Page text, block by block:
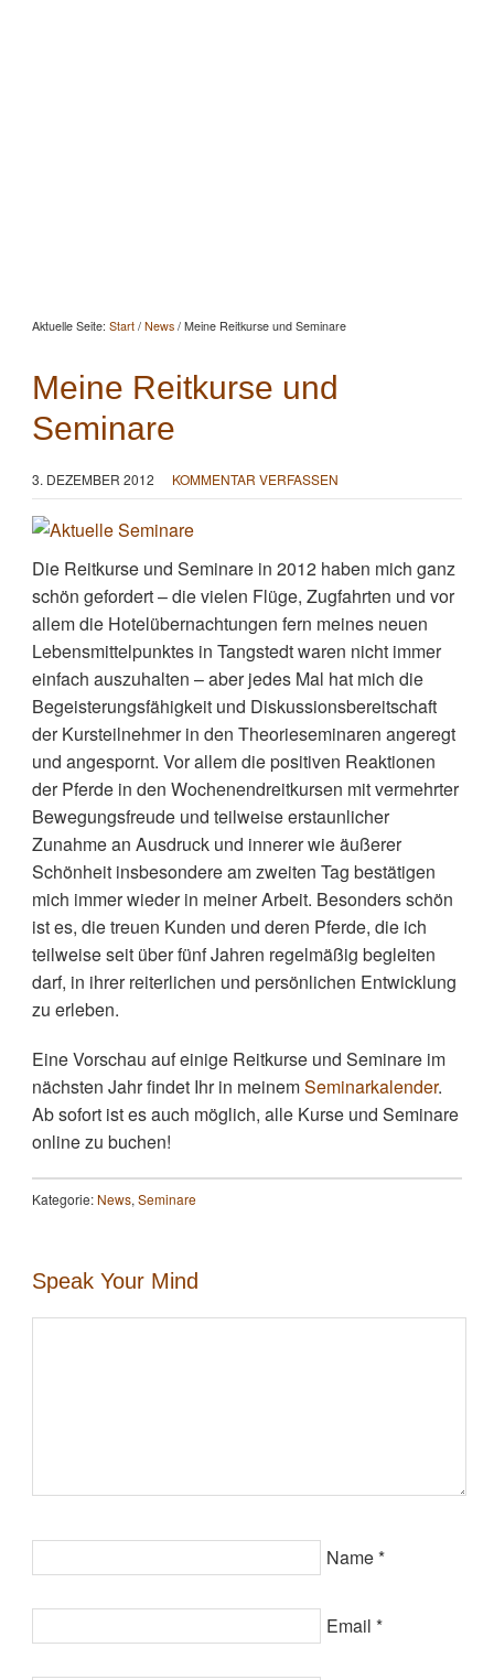
Aktuelle Seite: Start / News /Meine Reitkurse und Seminare
Meine Reitkurse und
Seminare
3. DEZEMBER 2012 KOMMENTAR VERFASSEN
Die Reitkurse und Seminare in 2012 haben mich ganz
schön gefordert – die vielen Flüge, Zugfahrten und vor
allem die Hotelübernachtungen fern meines neuen
Lebensmittelpunktes in Tangstedt waren nicht immer
einfach auszuhalten – aber jedes Mal hat mich die
Begeisterungsfähigkeit und Diskussionsbereitschaft
der Kursteilnehmer in den Theorieseminaren angeregt
und angespornt. Vor allem die positiven Reaktionen
der Pferde in den Wochenendreitkursen mit vermehrter
Bewegungsfreude und teilweise erstaunlicher
Zunahme an Ausdruck und innerer wie äußerer
Schönheit insbesondere am zweiten Tag bestätigen
mich immer wieder in meiner Arbeit. Besonders schön
ist es, die treuen Kunden und deren Pferde, die ich
teilweise seit über fünf Jahren regelmäßig begleiten
darf, in ihrer reiterlichen und persönlichen Entwicklung
zu erleben.
Eine Vorschau auf einige Reitkurse und Seminare im
nächsten Jahr findet Ihr in meinemSeminarkalender.
Ab sofort ist es auch möglich, alle Kurse und Seminare
online zu buchen!
Kategorie: News, Seminare
Speak Your Mind
Name*
Email *